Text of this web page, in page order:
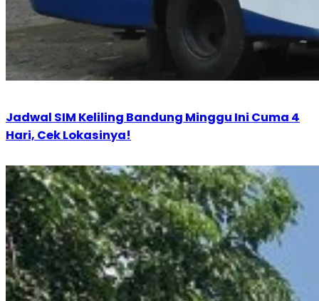
Jadwal SIM Keliling Bandung Minggu Ini Cuma 4
Hari, Cek Lokasinya!